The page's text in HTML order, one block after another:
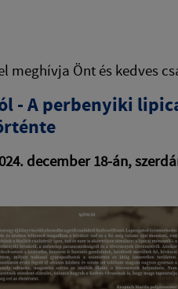
meghívja Önt és kedves
- A perbenyiki
december 18-án,